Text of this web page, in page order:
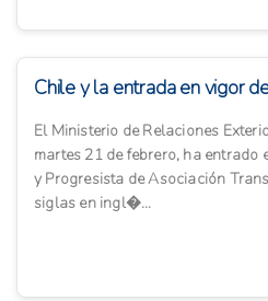
Chile y la entrada en vigor
El Ministerio de Relaciones
martes 21 de febrero, ha
y Progresista de Asociación
siglas en ingl�...